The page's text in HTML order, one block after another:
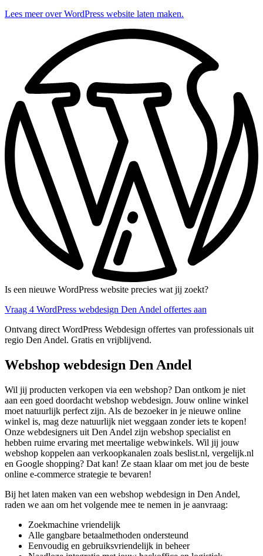
Lees meer over WordPress website laten maken.
Is een nieuwe WordPress website precies wat jij zoekt?
Vraag 4 WordPress webdesign Den Andel offertes aan
Ontvang direct WordPress Webdesign offertes van professionals uit
regio Den Andel. Gratis en vrijblijvend.
Webshop webdesign Den Andel
Wil jij producten verkopen via een webshop? Dan ontkom je niet
aan een goed doordacht webshop webdesign. Jouw online winkel
moet natuurlijk perfect zijn. Als de bezoeker in je nieuwe online
winkel is, mag deze natuurlijk niet weggaan zonder iets te kopen!
Onze webdesigners uit Den Andel zijn webshop specialist en
hebben ruime ervaring met meertalige webwinkels. Wil jij jouw
webshop koppelen aan verkoopkanalen zoals beslist.nl, vergelijk.nl
en Google shopping? Dat kan! Ze staan klaar om met jou de beste
online e-commerce strategie te bevaren!
Bij het laten maken van een webshop webdesign in Den Andel,
raden we aan om het volgende mee te nemen in je aanvraag:
Zoekmachine vriendelijk
Alle gangbare betaalmethoden ondersteund
Eenvoudig en gebruiksvriendelijk in beheer